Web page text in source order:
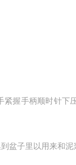
握手柄顺时针
盆子里以用来和